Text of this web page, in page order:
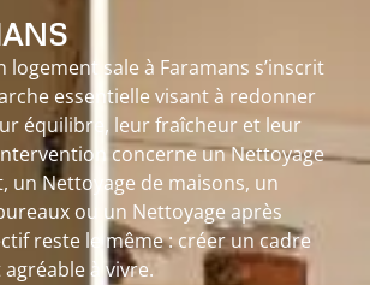
logement sale à Faramans s’inscrit
essentielle visant à redonner
équilibre, leur fraîcheur et leur
concerne un Nettoyage
un Nettoyage de maisons, un
ou un Nettoyage après
reste le même : créer un cadre
à vivre.